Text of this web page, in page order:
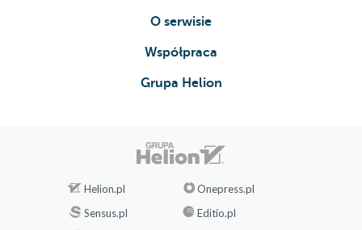
O serwisie
Współpraca
Grupa Helion
Helion.pl
Onepress.pl
Sensus.pl
Editio.pl